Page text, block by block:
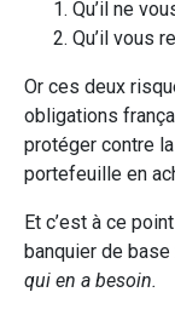
Qu’il ne
Qu’il vous
Or ces deux
obligations
protéger contre
portefeuille en
Et c’est à ce
banquier de base
qui en a besoin.